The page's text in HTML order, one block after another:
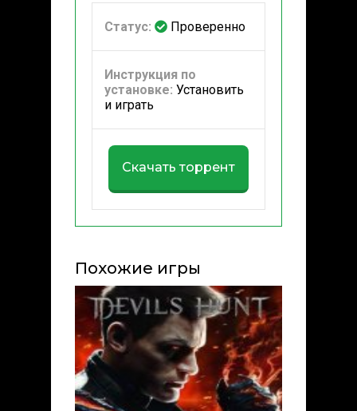
Статус: Проверенно
Инструкция по
установке: Установить
и играть
Скачать торрент
Похожие игры